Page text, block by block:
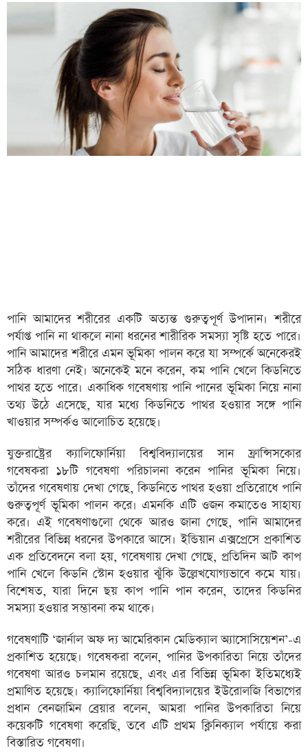
পানি আমাদের শরীরের একটি অত্যন্ত গুরুত্বপূর্ণ উপাদান। শরীরে
পর্যাপ্ত পানি না থাকলে নানা ধরনের শারীরিক সমস্যা সৃষ্টি হতে পারে।
পানি আমাদের শরীরে এমন ভূমিকা পালন করে যা সম্পর্কে অনেকেরই
সঠিক ধারণা নেই। অনেকেই মনে করেন, কম পানি খেলে কিডনিতে
পাথর হতে পারে। একাধিক গবেষণায় পানি পানের ভূমিকা নিয়ে নানা
তথ্য উঠে এসেছে, যার মধ্যে কিডনিতে পাথর হওয়ার সঙ্গে পানি
খাওয়ার সম্পর্কও আলোচিত হয়েছে।
যুক্তরাষ্ট্রের ক্যালিফোর্নিয়া বিশ্ববিদ্যালয়ের সান ফ্রান্সিসকোর
গবেষকরা ১৮টি গবেষণা পরিচালনা করেন পানির ভূমিকা নিয়ে।
তাঁদের গবেষণায় দেখা গেছে, কিডনিতে পাথর হওয়া প্রতিরোধে পানি
গুরুত্বপূর্ণ ভূমিকা পালন করে। এমনকি এটি ওজন কমাতেও সাহায্য
করে। এই গবেষণাগুলো থেকে আরও জানা গেছে, পানি আমাদের
শরীরের বিভিন্ন ধরনের উপকারে আসে। ইন্ডিয়ান এক্সপ্রেসে প্রকাশিত
এক প্রতিবেদনে বলা হয়, গবেষণায় দেখা গেছে, প্রতিদিন আট কাপ
পানি খেলে কিডনি স্টোন হওয়ার ঝুঁকি উল্লেখযোগ্যভাবে কমে যায়।
বিশেষত, যারা দিনে ছয় কাপ পানি পান করেন, তাদের কিডনির
সমস্যা হওয়ার সম্ভাবনা কম থাকে।
গবেষণাটি ‘জার্নাল অফ দ্য আমেরিকান মেডিক্যাল অ্যাসোসিয়েশন’-এ
প্রকাশিত হয়েছে। গবেষকরা বলেন, পানির উপকারিতা নিয়ে তাঁদের
গবেষণা আরও চলমান রয়েছে, এবং এর বিভিন্ন ভূমিকা ইতিমধ্যেই
প্রমাণিত হয়েছে। ক্যালিফোর্নিয়া বিশ্ববিদ্যালয়ের ইউরোলজি বিভাগের
প্রধান বেনজামিন ব্রেয়ার বলেন, আমরা পানির উপকারিতা নিয়ে
কয়েকটি গবেষণা করেছি, তবে এটি প্রথম ক্লিনিক্যাল পর্যায়ে করা
বিস্তারিত গবেষণা।